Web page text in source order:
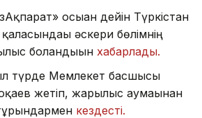
осыған дейін Түркістан
әскери бөлімнің
болғандығын хабарлады.
түрде Мемлекет басшысы
жетіп, жарылыс аумағынан
кездесті.